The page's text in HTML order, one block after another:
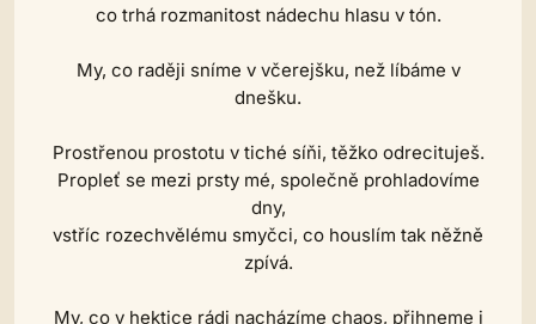
co trhá rozmanitost nádechu hlasu v tón.
My, co raději sníme v včerejšku, než líbáme v
dnešku.
Prostřenou prostotu v tiché síňi, těžko odrecituješ.
Propleť se mezi prsty mé, společně prohladovíme
dny,
vstříc rozechvělému smyčci, co houslím tak něžně
zpívá.
My, co v hektice rádi nacházíme chaos, přihneme i